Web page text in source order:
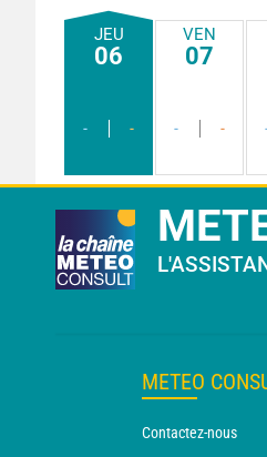
JEU
06
- -
VEN
07
- -
METEO
Contactez-nous